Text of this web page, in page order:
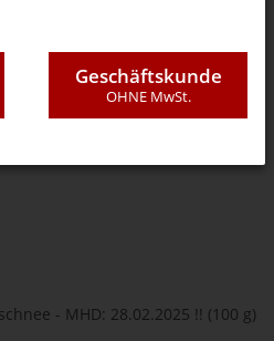
Geschäftskunde
OHNE MwSt.